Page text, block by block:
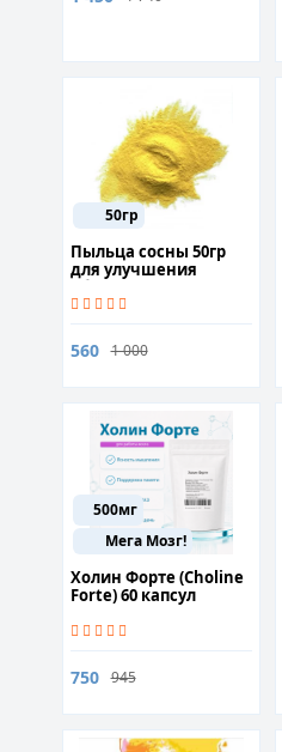
50гр
Пыльца сосны 50гр
для улучшения
общего самочувствия
560 1 000
500мг
Мега Мозг!
Холин Форте (Choline
Forte) 60 капсул
750 945